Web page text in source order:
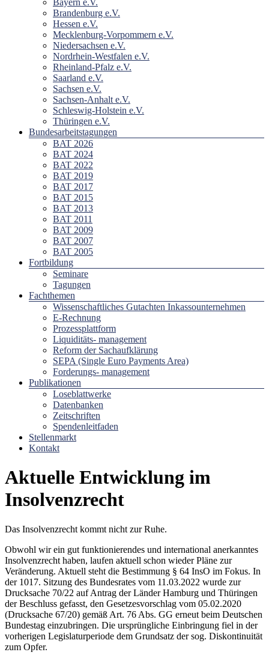
Brandenburg e.V.
Hessen e.V.
Mecklenburg-Vorpommern e.V.
Niedersachsen e.V.
Nordrhein-Westfalen e.V.
Rheinland-Pfalz e.V.
Saarland e.V.
Sachsen e.V.
Sachsen-Anhalt e.V.
Schleswig-Holstein e.V.
Thüringen e.V.
Bundesarbeitstagungen
BAT 2026
BAT 2024
BAT 2022
BAT 2019
BAT 2017
BAT 2015
BAT 2013
BAT 2011
BAT 2009
BAT 2007
BAT 2005
Fortbildung
Seminare
Tagungen
Fachthemen
Wissenschaftliches Gutachten Inkassounternehmen
E-Rechnung
Prozessplattform
Liquiditäts- management
Reform der Sachaufklärung
SEPA (Single Euro Payments Area)
Forderungs- management
Publikationen
Loseblattwerke
Datenbanken
Zeitschriften
Spendenleitfaden
Stellenmarkt
Kontakt
Aktuelle Entwicklung im
Insolvenzrecht
Das Insolvenzrecht kommt nicht zur Ruhe.
Obwohl wir ein gut funktionierendes und international anerkanntes
Insolvenzrecht haben, laufen aktuell schon wieder Pläne zur
Veränderung. Aktuell steht die Bestimmung § 64 InsO im Fokus. In
der 1017. Sitzung des Bundesrates vom 11.03.2022 wurde zur
Drucksache 70/22 auf Antrag der Länder Hamburg und Thüringen
der Beschluss gefasst, den Gesetzesvorschlag vom 05.02.2020
(Drucksache 67/20) gemäß Art. 76 Abs. GG erneut beim Deutschen
Bundestag einzubringen. Die ursprüngliche Einbringung fiel in der
vorherigen Legislaturperiode dem Grundsatz der sog. Diskontinuität
zum Opfer.